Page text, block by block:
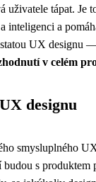
uživatele tápat. Je
inteligenci a
UX designu
v celém
designu
smysluplného
s produktem